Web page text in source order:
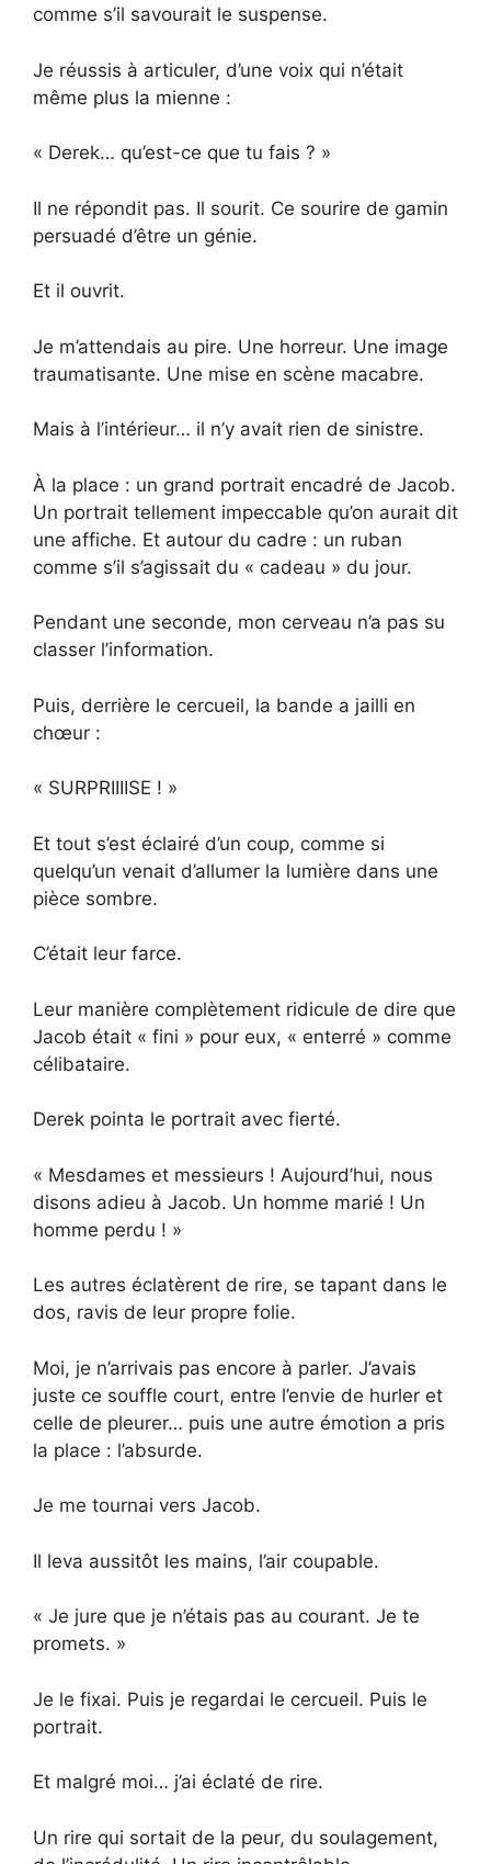
comme s’il savourait le suspense.
Je réussis à articuler, d’une voix qui n’était
même plus la mienne :
« Derek… qu’est-ce que tu fais ? »
Il ne répondit pas. Il sourit. Ce sourire de gamin
persuadé d’être un génie.
Et il ouvrit.
Je m’attendais au pire. Une horreur. Une image
traumatisante. Une mise en scène macabre.
Mais à l’intérieur… il n’y avait rien de sinistre.
À la place : un grand portrait encadré de Jacob.
Un portrait tellement impeccable qu’on aurait dit
une affiche. Et autour du cadre : un ruban
comme s’il s’agissait du « cadeau » du jour.
Pendant une seconde, mon cerveau n’a pas su
classer l’information.
Puis, derrière le cercueil, la bande a jailli en
chœur :
« SURPRIIIISE ! »
Et tout s’est éclairé d’un coup, comme si
quelqu’un venait d’allumer la lumière dans une
pièce sombre.
C’était leur farce.
Leur manière complètement ridicule de dire que
Jacob était « fini » pour eux, « enterré » comme
célibataire.
Derek pointa le portrait avec fierté.
« Mesdames et messieurs ! Aujourd’hui, nous
disons adieu à Jacob. Un homme marié ! Un
homme perdu ! »
Les autres éclatèrent de rire, se tapant dans le
dos, ravis de leur propre folie.
Moi, je n’arrivais pas encore à parler. J’avais
juste ce souffle court, entre l’envie de hurler et
celle de pleurer… puis une autre émotion a pris
la place : l’absurde.
Je me tournai vers Jacob.
Il leva aussitôt les mains, l’air coupable.
« Je jure que je n’étais pas au courant. Je te
promets. »
Je le fixai. Puis je regardai le cercueil. Puis le
portrait.
Et malgré moi… j’ai éclaté de rire.
Un rire qui sortait de la peur, du soulagement,